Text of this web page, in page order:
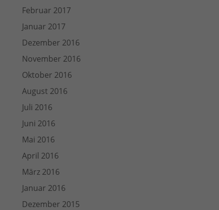
Februar 2017
Januar 2017
Dezember 2016
November 2016
Oktober 2016
August 2016
Juli 2016
Juni 2016
Mai 2016
April 2016
März 2016
Januar 2016
Dezember 2015